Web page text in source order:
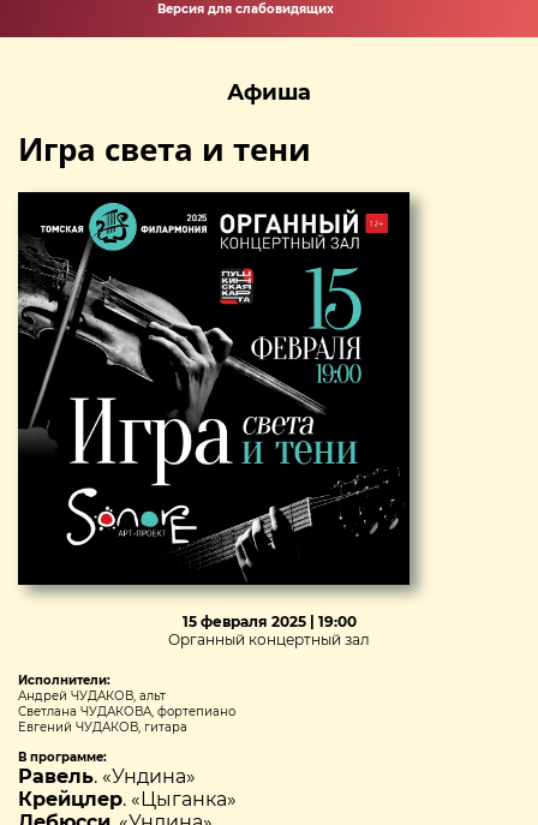
Версия для слабовидящих
Афиша
Игра света и тени
15 февраля 2025 | 19:00
Органный концертный зал
Исполнители:
Андрей ЧУДАКОВ, альт
Светлана ЧУДАКОВА, фортепиано
Евгений ЧУДАКОВ, гитара
В программе:
Равель. «Ундина»
Крейцлер. «Цыганка»